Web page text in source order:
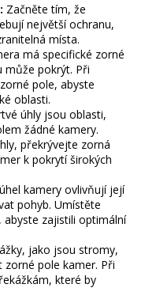
Začněte tím, že
největší ochranu,
místa.
má specifické zorné
může pokrýt. Při
pole, abyste
oblasti.
úhly jsou oblasti,
žádné kamery.
překrývejte zorná
k pokrytí širokých
kamery ovlivňují její
pohyb. Umístěte
abyste zajistili optimální
jako jsou stromy,
pole kamer. Při
které by